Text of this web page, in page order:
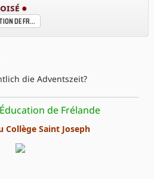
●
MINISTRE DE L'ÉDUCATION DE FRÉLANDE
die Adventszeit?
de Frélande
Collège Saint Joseph